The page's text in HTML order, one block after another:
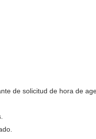
de solicitud de hora de